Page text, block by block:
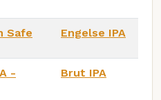
Safe Engelse IPA
-
Brut IPA